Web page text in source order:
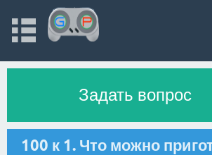
Задать вопрос
100 к 1. Что можно